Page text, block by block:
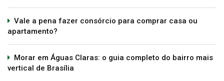
Vale a pena fazer consórcio para comprar casa ou
apartamento?
Morar em Águas Claras: o guia completo do bairro mais
vertical de Brasília